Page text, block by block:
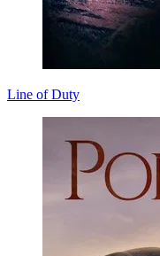
Line of Duty